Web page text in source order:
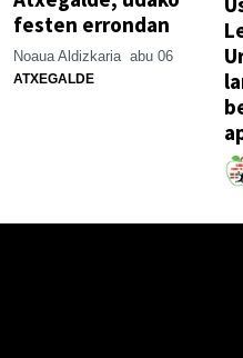
festen errondan
Noaua Aldizkaria abu 06
ATXEGALDE